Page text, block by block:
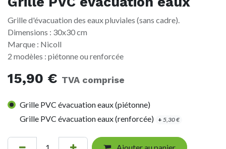
Grille d'évacuation des eaux pluviales (sans cadre).
Dimensions : 30x30 cm
Marque : Nicoll
2 modèles : piétonne ou renforcée
15,90 € TVA comprise
Grille PVC évacuation eaux (piétonne)
Grille PVC évacuation eaux (renforcée) + 5,30€
Ajouter au panier